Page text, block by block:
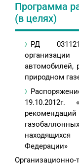
Программа
(в целях)
РД
автомобилей,
природном
19.10.2012г.
Федерации»